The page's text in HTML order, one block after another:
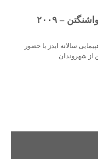
– ۲۰۰۹
سالانه ایدز با حضور
از شهروندان